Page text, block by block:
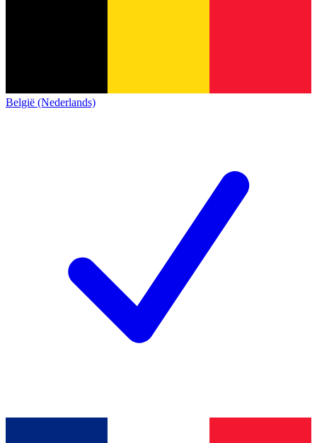
België (Nederlands)